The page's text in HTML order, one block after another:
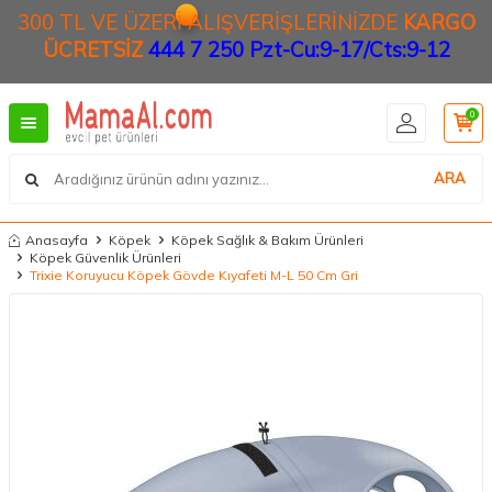
300 TL VE ÜZERİ ALIŞVERİŞLERİNİZDE KARGO
ÜCRETSİZ444 7 250 Pzt-Cu:9-17/Cts:9-12
ARA
0
Anasayfa Köpek
Köpek Sağlık & Bakım Ürünleri
Köpek Güvenlik Ürünleri
Trixie Koruyucu Köpek Gövde Kıyafeti M-L 50 Cm Gri